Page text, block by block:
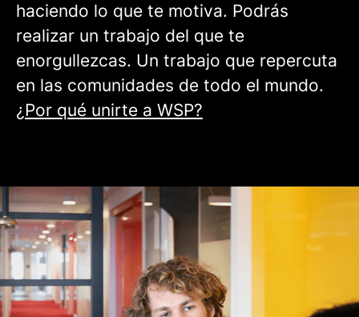
haciendo lo que te motiva. Podrás
realizar un trabajo del que te
enorgullezcas. Un trabajo que repercuta
en las comunidades de todo el mundo.
¿Por qué unirte a WSP?